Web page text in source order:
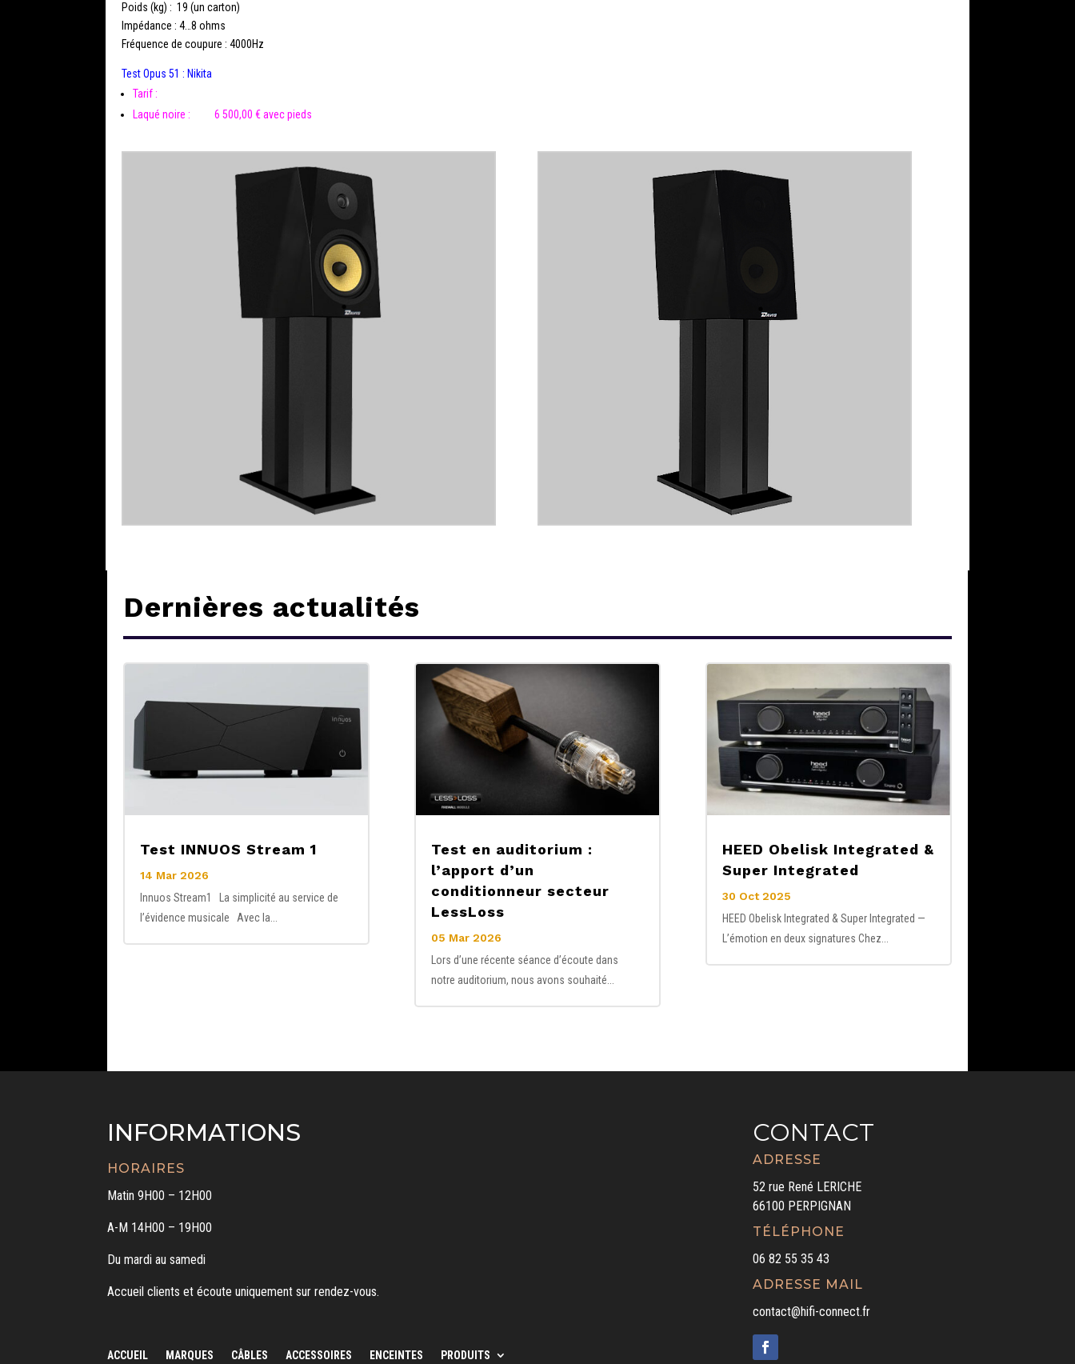
Poids (kg) : 19 (un carton)
Impédance : 4…8 ohms
Fréquence de coupure : 4000Hz
Test Opus 51 : Nikita
Tarif :
Laqué noire : 6 500,00 € avec pieds
Dernières actualités
Test INNUOS Stream 1
14 Mar 2026
Innuos Stream1 La simplicité au service de
l’évidence musicale Avec la...
Test en auditorium :
l’apport d’un
conditionneur secteur
LessLoss
05 Mar 2026
Lors d’une récente séance d’écoute dans
notre auditorium, nous avons souhaité...
HEED Obelisk Integrated &
Super Integrated
30 Oct 2025
HEED Obelisk Integrated & Super Integrated —
L’émotion en deux signatures Chez...
INFORMATIONS
HORAIRES
Matin 9H00 – 12H00
A-M 14H00 – 19H00
Du mardi au samedi
Accueil clients et écoute uniquement sur rendez-vous.
ACCUEIL MARQUES CÂBLES ACCESSOIRES ENCEINTES PRODUITS
CONTACT
ADRESSE
52 rue René LERICHE
66100 PERPIGNAN
TÉLÉPHONE
06 82 55 35 43
ADRESSE MAIL
contact@hifi-connect.fr